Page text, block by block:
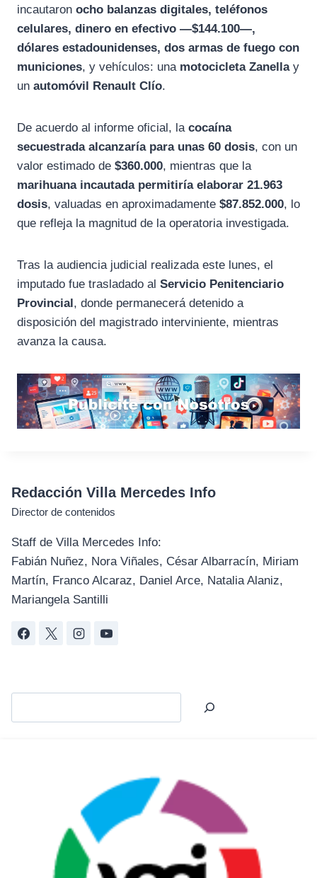
incautaron ocho balanzas digitales, teléfonos
celulares, dinero en efectivo —$144.100—,
dólares estadounidenses, dos armas de fuego con
municiones, y vehículos: una motocicleta Zanellay
un automóvil Renault Clío.
De acuerdo al informe oficial, la cocaína
secuestrada alcanzaría para unas 60 dosis, con un
valor estimado de $360.000, mientras que la
marihuana incautada permitiría elaborar 21.963
dosis, valuadas en aproximadamente $87.852.000, lo
que refleja la magnitud de la operatoria investigada.
Tras la audiencia judicial realizada este lunes, el
imputado fue trasladado al Servicio Penitenciario
Provincial, donde permanecerá detenido a
disposición del magistrado interviniente, mientras
avanza la causa.
Redacción Villa Mercedes Info
Director de contenidos
Staff de Villa Mercedes Info:
Fabián Nuñez, Nora Viñales, César Albarracín, Miriam
Martín, Franco Alcaraz, Daniel Arce, Natalia Alaniz,
Mariangela Santilli